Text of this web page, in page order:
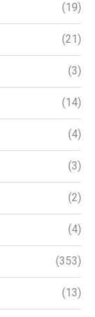
(19)
(21)
(3)
(14)
(4)
(3)
(2)
(4)
(353)
(13)